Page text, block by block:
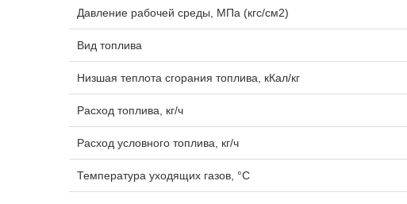
Давление рабочей среды, МПа (кгс/см2)
Вид топлива
Низшая теплота сгорания топлива, кКал/кг
Расход топлива, кг/ч
Расход условного топлива, кг/ч
Температура уходящих газов, °C